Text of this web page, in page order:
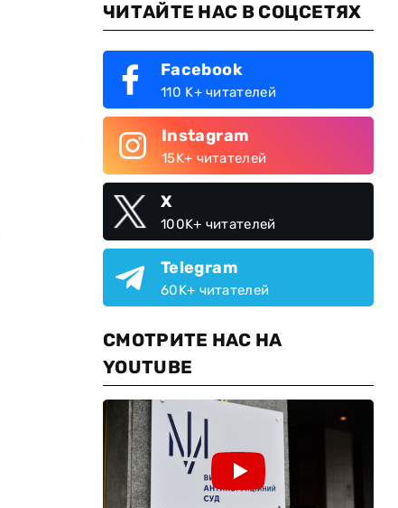
ЧИТАЙТЕ НАС В СОЦСЕТЯХ
Facebook
110 K+ читателей
Instagram
15K+ читателей
X
100K+ читателей
Telegram
60K+ читателей
СМОТРИТЕ НАС НА
YOUTUBE